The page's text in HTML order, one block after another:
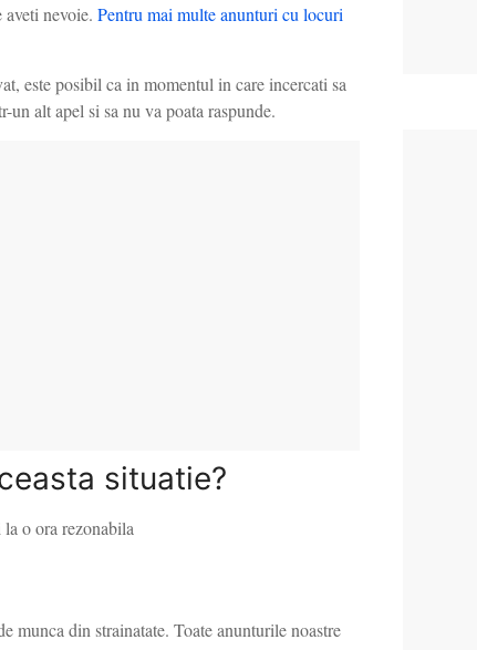
nevoie. Pentru mai multe anunturi cu locuri
este posibil ca in momentul in care incercati sa
alt apel si sa nu va poata raspunde.
situatie?
o ora rezonabila
munca din strainatate. Toate anunturile noastre